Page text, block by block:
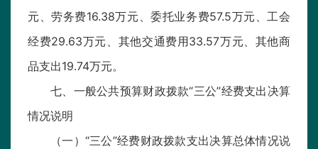
元、劳务费16.38万元、委托业务费57.5万元、工会
经费29.63万元、其他交通费用33.57万元、其他商
品支出19.74万元。
七、一般公共预算财政拨款“三公”经费支出决算
情况说明
（一）“三公”经费财政拨款支出决算总体情况说